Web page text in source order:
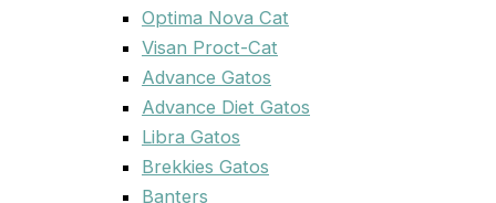
Optima Nova Cat
Visan Proct-Cat
Advance Gatos
Advance Diet Gatos
Libra Gatos
Brekkies Gatos
Banters